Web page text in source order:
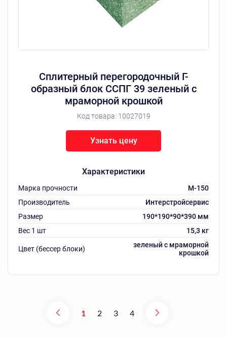
Сплитерный перегородочный Г-
образный блок ССПГ 39 зеленый с
мраморной крошкой
Код товара: 10027019
Характеристики
Марка прочности
M-150
Производитель
Интерстройсервис
Размер
190*190*90*390 мм
Вес 1 шт
15,3 кг
Цвет (бессер блоки)
зеленый с мраморной
крошкой
Узнать цену
1 2 3 4